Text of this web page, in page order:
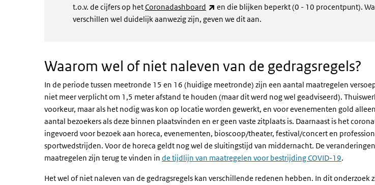
t.o.v. de cijfers op hetCoronadashboard (externe link)
en die blijken beperkt (0 - 10 procentpunt).
verschillen wel duidelijk aanwezig zijn, geven we dit aan.
Waarom wel of niet naleven van de gedragsregels?
In de periode tussen meetronde 15 en 16 (huidige meetronde) zijn een aantal maatregelen
niet meer verplicht om 1,5 meter afstand te houden (maar dit werd nog wel geadviseerd).
voorkeur, maar als het nodig was kon op locatie worden gewerkt, en voor evenementen gold
aantal bezoekers als deze binnen plaatsvinden en er geen vaste zitplaats is. Daarnaast is het
ingevoerd voor bezoek aan horeca, evenementen, bioscoop/theater, festival/concert en
sportwedstrijden. Voor de horeca geldt nog wel de sluitingstijd van middernacht. De
maatregelen zijn terug te vinden in de tijdlijn van maatregelen voor bestrijding COVID-19.
Het wel of niet naleven van de gedragsregels kan verschillende redenen hebben. In dit onderzoek